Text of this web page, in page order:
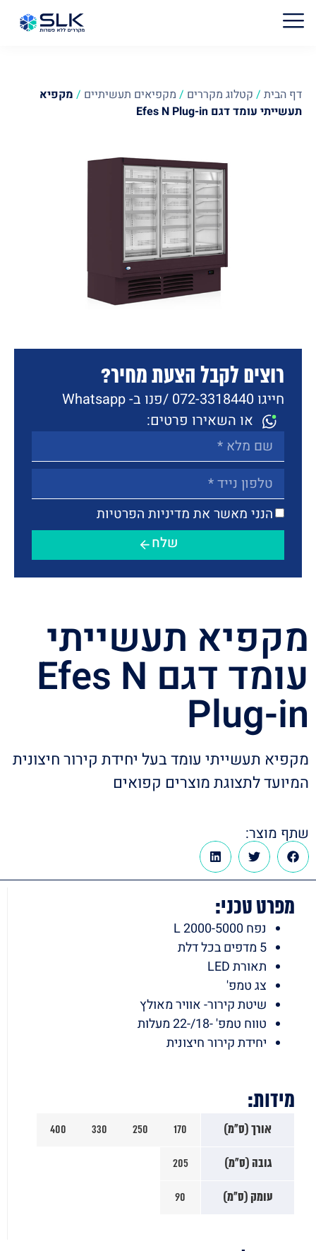
דף הבית / קטלוג מקררים / מקפיאים תעשיתיים / מקפיא
תעשייתי עומד דגם Efes N Plug-in
רוצים לקבל הצעת מחיר?
חייגו 072-3318440 /
פנו ב- Whatsapp
או השאירו פרטים:
הנני מאשר את מדיניות הפרטיות
שלח
מקפיא תעשייתי
עומד דגם Efes N
Plug-in
מקפיא תעשייתי עומד בעל יחידת קירור חיצונית
המיועד לתצוגת מוצרים קפואים
שתף מוצר:
מפרט טכני:
נפח 2000-5000 L
5 מדפים בכל דלת
תאורת LED
צג טמפ'
שיטת קירור- אוויר מאולץ
טווח טמפ' -18/-22 מעלות
יחידת קירור חיצונית
מידות:
אורך (ס"מ) 170
250
330
400
גובה (ס"מ) 205
עומק (ס"מ) 90